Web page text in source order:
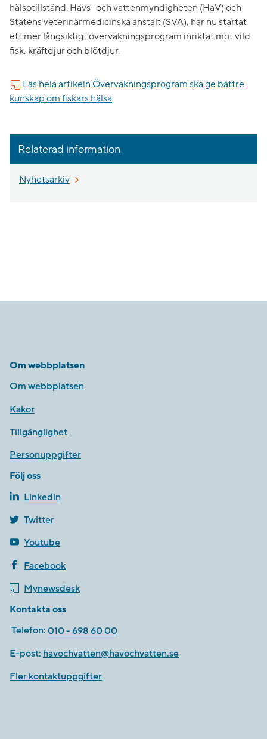
hälsotillstånd. Havs- och vattenmyndigheten (HaV) och
Statens veterinärmedicinska anstalt (SVA), har nu startat
ett mer långsiktigt övervakningsprogram inriktat mot vild
fisk, kräftdjur och blötdjur.
Läs hela artikeln Övervakningsprogram ska ge bättre
kunskap om fiskars hälsa
Relaterad information
Nyhetsarkiv
Om webbplatsen
Om webbplatsen
Kakor
Tillgänglighet
Personuppgifter
Följ oss
Linkedin
Twitter
Youtube
Facebook
Mynewsdesk
Kontakta oss
Telefon: 010 - 698 60 00
E-post: havochvatten@havochvatten.se
Fler kontaktuppgifter